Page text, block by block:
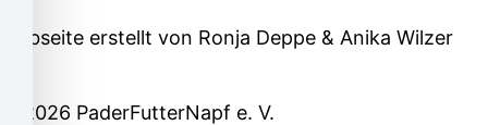
Webseite erstellt von Ronja Deppe & Anika Wilzer
© 2026 PaderFutterNapf e. V.